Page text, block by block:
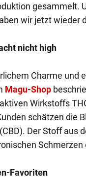
gesammelt.
wir jetzt wieder
nicht high
Charme und
Magu-Shop
Wirkstoffs
schätzen die
Der Stoff aus
Favoriten